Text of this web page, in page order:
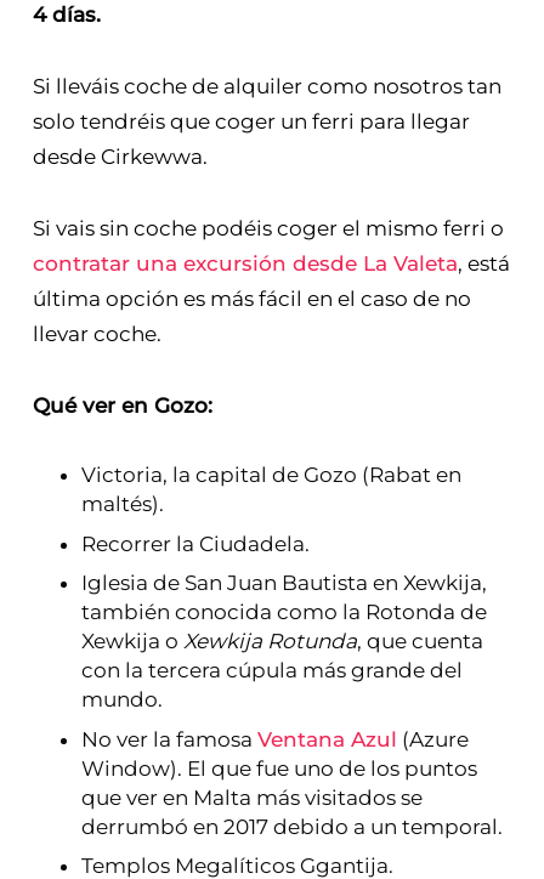
4 días.
Si lleváis coche de alquiler como nosotros tan
solo tendréis que coger un ferri para llegar
desde Cirkewwa.
Si vais sin coche podéis coger el mismo ferri o
contratar una excursión desde La Valeta, está
última opción es más fácil en el caso de no
llevar coche.
Qué ver en Gozo:
Victoria, la capital de Gozo (Rabat en
maltés).
Recorrer la Ciudadela.
Iglesia de San Juan Bautista en Xewkija,
también conocida como la Rotonda de
Xewkija o Xewkija Rotunda, que cuenta
con la tercera cúpula más grande del
mundo.
No ver la famosa Ventana Azul (Azure
Window). El que fue uno de los puntos
que ver en Malta más visitados se
derrumbó en 2017 debido a un temporal.
Templos Megalíticos Ggantija.